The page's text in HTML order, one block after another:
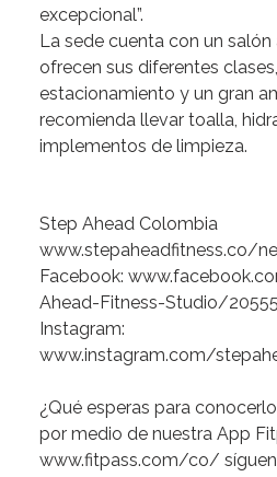
excepcional”.
La sede cuenta con un salón
ofrecen sus diferentes clases,
estacionamiento y un gran
recomienda llevar toalla,
implementos de limpieza.
Step Ahead Colombia
www.stepaheadfitness.co/
Facebook:
Ahead-Fitness-Studio/
Instagram:
www.instagram.com/
¿Qué esperas para
por medio de nuestra App
www.fitpass.com/co/